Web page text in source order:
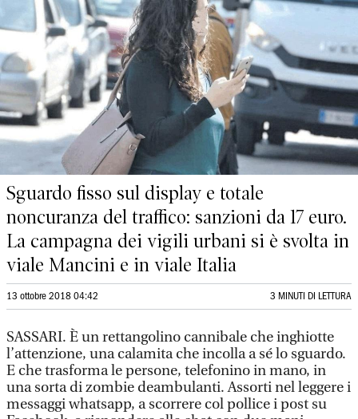
Sguardo fisso sul display e totale
noncuranza del traffico: sanzioni da 17 euro.
La campagna dei vigili urbani si è svolta in
viale Mancini e in viale Italia
13 ottobre 2018 04:42 3 MINUTI DI LETTURA
SASSARI. È un rettangolino cannibale che inghiotte
l’attenzione, una calamita che incolla a sé lo sguardo.
E che trasforma le persone, telefonino in mano, in
una sorta di zombie deambulanti. Assorti nel leggere i
messaggi whatsapp, a scorrere col pollice i post su